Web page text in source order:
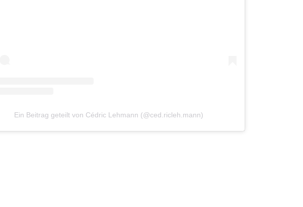
Ein Beitrag geteilt von Cédric Lehmann (@ced.ricleh.mann)